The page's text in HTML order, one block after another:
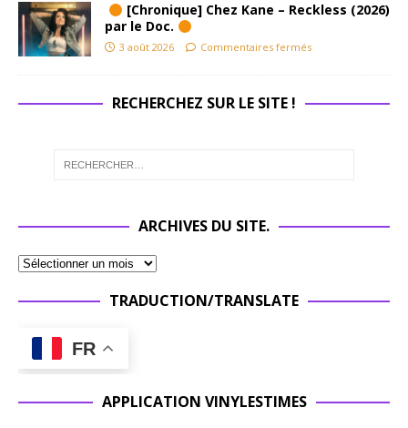
[Chronique] Chez Kane – Reckless (2026)
par le Doc.
3 août 2026 Commentaires fermés
RECHERCHEZ SUR LE SITE !
ARCHIVES DU SITE.
TRADUCTION/TRANSLATE
FR
APPLICATION VINYLESTIMES